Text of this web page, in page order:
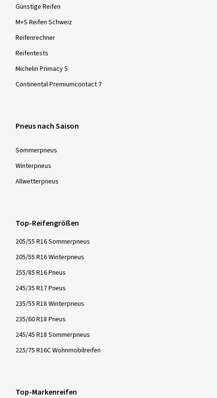
Günstige Reifen
M+S Reifen Schweiz
Reifenrechner
Reifentests
Michelin Primacy 5
Continental Premiumcontact 7
Pneus nach Saison
Sommer­pneus
Winter­pneus
Allwetter­pneus
Top-Reifengrößen
205/55 R16 Sommerpneus
205/55 R16 Winterpneus
255/85 R16 Pneus
245/35 R17 Pneus
235/55 R18 Winterpneus
235/60 R18 Pneus
245/45 R18 Sommerpneus
225/75 R16C Wohnmobilreifen
Top-Markenreifen